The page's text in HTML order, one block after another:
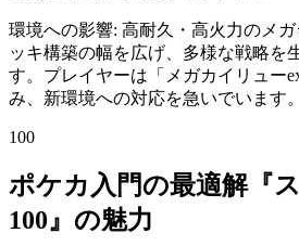
環境への影響: 高耐久・高火力のメ
ッキ構築の幅を広げ、多様な戦略を
す。プレイヤーは「メガカイリュー
み、新環境への対応を急いでいます。
100
ポケカ入門の最適解『
100』の魅力